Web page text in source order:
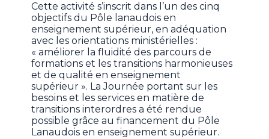
Cette activité s’inscrit dans l’un des cinq
objectifs du Pôle lanaudois en
enseignement supérieur, en adéquation
avec les orientations ministérielles :
« améliorer la fluidité des parcours de
formations et les transitions harmonieuses
et de qualité en enseignement
supérieur ». La Journée portant sur les
besoins et les services en matière de
transitions interordres a été rendue
possible grâce au financement du Pôle
Lanaudois en enseignement supérieur.